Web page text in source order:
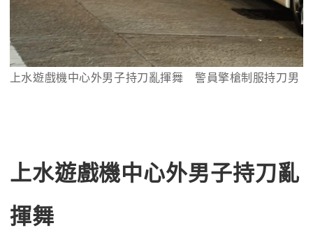
上水遊戲機中心外男子持刀亂揮舞　警員擎槍制服持刀男
上水遊戲機中心外男子持刀亂
揮舞